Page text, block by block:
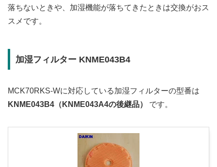
落ちないときや、加湿機能が落ちてきたときは交換がおス
スメです。
加湿フィルター KNME043B4
MCK70RKS-Wに対応している加湿フィルターの型番は
KNME043B4（KNME043A4の後継品）
です。